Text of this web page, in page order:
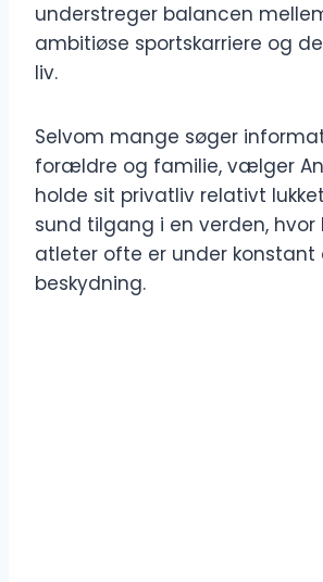
understreger balancen
ambitiøse sportskarriere og
liv.
Selvom mange søger
forældre og familie, vælger
holde sit privatliv relativt
sund tilgang i en verden, hvor
atleter ofte er under
beskydning.